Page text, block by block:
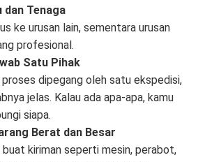
dan Tenaga
ke urusan lain, sementara urusan
profesional.
Satu Pihak
proses dipegang oleh satu ekspedisi,
jelas. Kalau ada apa-apa, kamu
siapa.
Berat dan Besar
kiriman seperti mesin, perabot,